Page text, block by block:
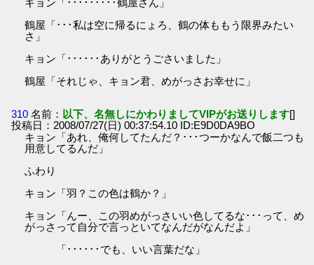
鶴屋「･･･私は空に帰るにょろ、鶴の体ももう限界みたい
さ」
キョン「･･････ありがとうごさいました」
鶴屋「それじゃ、キョン君、めがっさお幸せに」
310 名前： 以下、名無しにかわりましてVIPがお送りします[]
投稿日：2008/07/27(日) 00:37:54.10 ID:E9D0DA9BO
キョン「あれ、俺何してたんだ？･･･つーかなんで飯二つも
用意してるんだ」
ふわり
キョン「羽？この色は鶴か？」
キョン「んー、この羽めがっさいい色してるな･･･って、め
がっさって自分で言っといてなんだがなんだよ」
「･･････でも、いい言葉だな」